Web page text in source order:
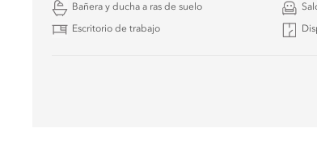
Bañera y ducha a ras de suelo
Escritorio de trabajo